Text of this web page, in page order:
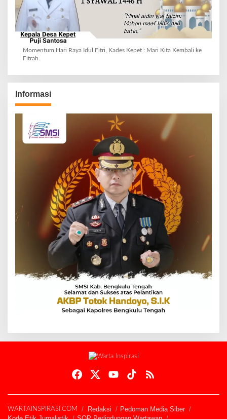
Momentum Hari Raya Idul Fitri, Kades Kepet : Mari Kita Kembali ke
Fitrah.
Informasi
WARTAINSPIRASI.COM Redaksi
Pedoman Media Siber